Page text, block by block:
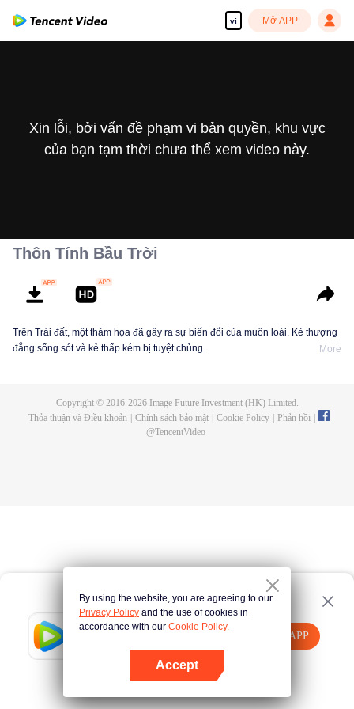
vi Mở APP
Tencent Video
Mở APP
Nhấn vào đây
Xin lỗi, bởi vấn đề phạm vi bản quyền, khu vực
của bạn tạm thời chưa thể xem video này.
Thôn Tính Bầu Trời
Trên Trái đất, một thảm họa đã gây ra sự biến đổi của muôn loài. Kẻ thượng
đẳng sống sót và kẻ thấp kém bị tuyệt chủng.
More
Copyright © 2016-2026Image Future Investment (HK) Limited.
Thỏa thuận và Điều khoản
Chính sách bảo mật Cookie Policy Phản hồi
@TencentVideo
By using the website, you are agreeing to our
Privacy Policy and the use of cookies in
accordance with our Cookie Policy.
Accept